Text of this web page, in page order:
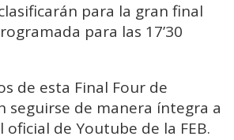
para la gran final
para las 17’30
de esta Final Four de
seguirse de manera íntegra a
oficial de Youtube de la FEB.